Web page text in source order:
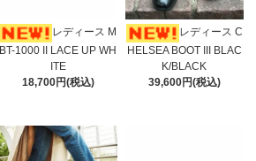
レディース M
BT-1000 II LACE UP WH
ITE
18,700円(税込)
レディース C
HELSEA BOOT III BLAC
K/BLACK
39,600円(税込)